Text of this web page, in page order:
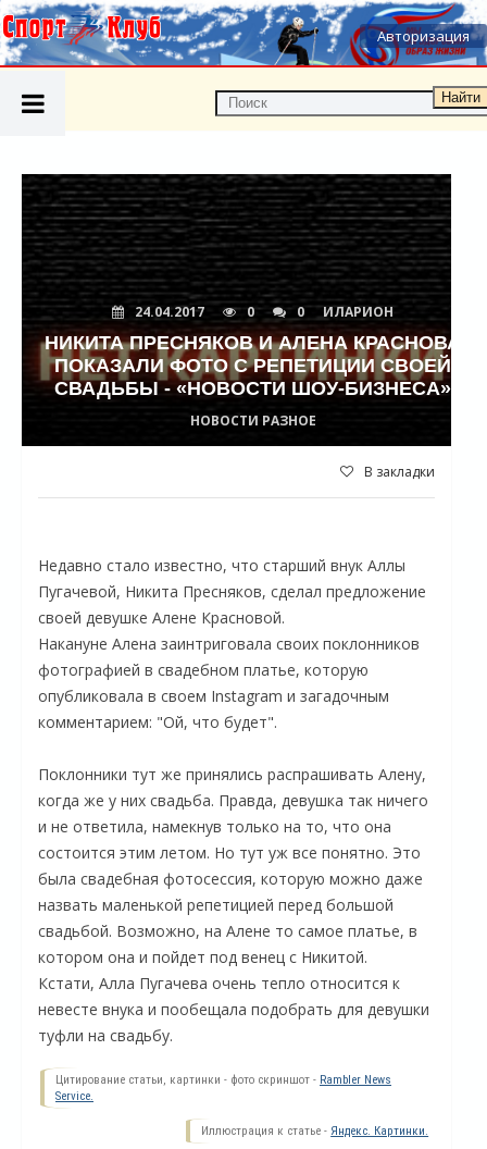
Авторизация
Найти
24.04.2017 0 0 ИЛАРИОН
НИКИТА ПРЕСНЯКОВ И АЛЕНА КРАСНОВА
ПОКАЗАЛИ ФОТО С РЕПЕТИЦИИ СВОЕЙ
СВАДЬБЫ - «НОВОСТИ ШОУ-БИЗНЕСА»
НОВОСТИ РАЗНОЕ
В закладки
Недавно стало известно, что старший внук Аллы
Пугачевой, Никита Пресняков, сделал предложение
своей девушке Алене Красновой.
Накануне Алена заинтриговала своих поклонников
фотографией в свадебном платье, которую
опубликовала в своем Instagram и загадочным
комментарием: "Ой, что будет".
Поклонники тут же принялись распрашивать Алену,
когда же у них свадьба. Правда, девушка так ничего
и не ответила, намекнув только на то, что она
состоится этим летом. Но тут уж все понятно. Это
была свадебная фотосессия, которую можно даже
назвать маленькой репетицией перед большой
свадьбой. Возможно, на Алене то самое платье, в
котором она и пойдет под венец с Никитой.
Кстати, Алла Пугачева очень тепло относится к
невесте внука и пообещала подобрать для девушки
туфли на свадьбу.
Цитирование статьи, картинки - фото скриншот - Rambler News
Service.
Иллюстрация к статье - Яндекс. Картинки.